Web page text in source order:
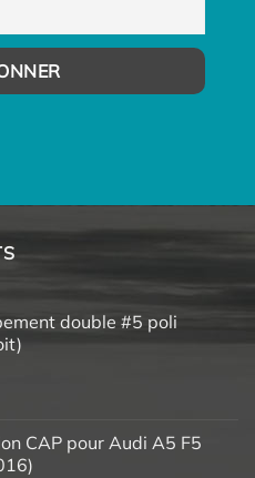
double #5 poli
CAP pour Audi A5 F5